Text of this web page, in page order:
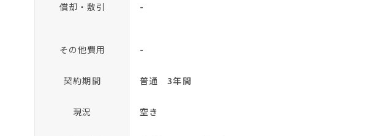
償却・敷引 -
その他費用 -
契約期間 普通 3年間
現況 空き